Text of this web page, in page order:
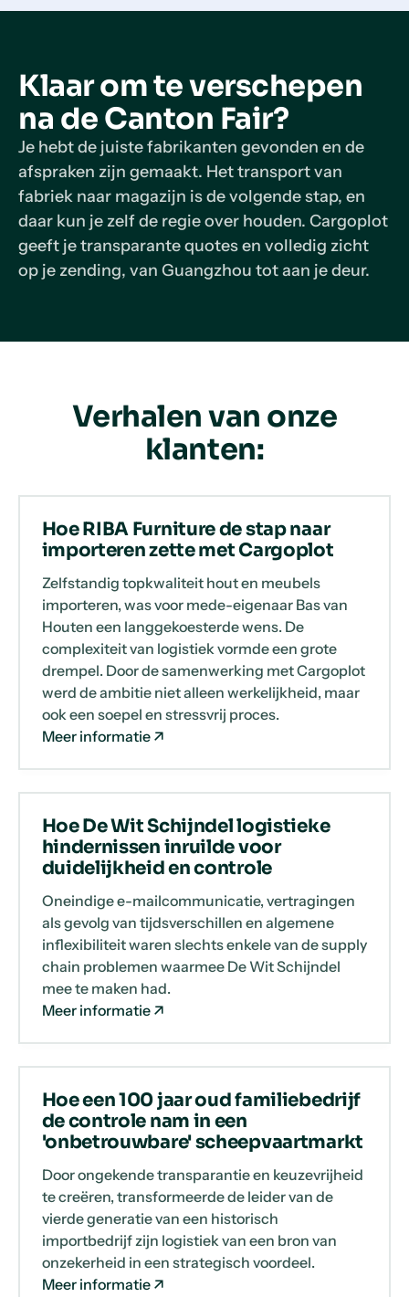
Klaar om te verschepen
na de Canton Fair?
Je hebt de juiste fabrikanten gevonden en de
afspraken zijn gemaakt. Het transport van
fabriek naar magazijn is de volgende stap, en
daar kun je zelf de regie over houden. Cargoplot
geeft je transparante quotes en volledig zicht
op je zending, van Guangzhou tot aan je deur.
Verhalen van onze
klanten:
Hoe RIBA Furniture de stap naar
importeren zette met Cargoplot
Zelfstandig topkwaliteit hout en meubels
importeren, was voor mede-eigenaar Bas van
Houten een langgekoesterde wens. De
complexiteit van logistiek vormde een grote
drempel. Door de samenwerking met Cargoplot
werd de ambitie niet alleen werkelijkheid, maar
ook een soepel en stressvrij proces.
Meer informatie
Hoe De Wit Schijndel logistieke
hindernissen inruilde voor
duidelijkheid en controle
Oneindige e-mailcommunicatie, vertragingen
als gevolg van tijdsverschillen en algemene
inflexibiliteit waren slechts enkele van de supply
chain problemen waarmee De Wit Schijndel
mee te maken had.
Meer informatie
Hoe een 100 jaar oud familiebedrijf
de controle nam in een
'onbetrouwbare' scheepvaartmarkt
Door ongekende transparantie en keuzevrijheid
te creëren, transformeerde de leider van de
vierde generatie van een historisch
importbedrijf zijn logistiek van een bron van
onzekerheid in een strategisch voordeel.
Meer informatie